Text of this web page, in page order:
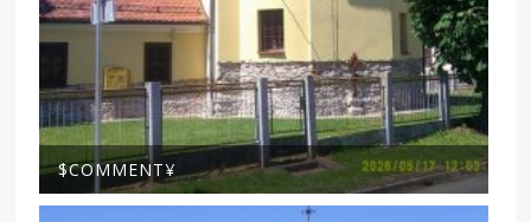
$COMMENT¥